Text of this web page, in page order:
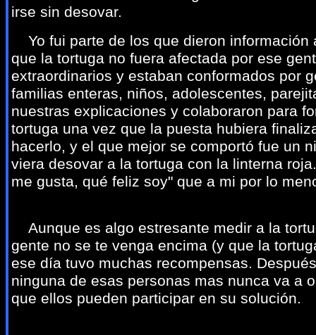
irse sin desovar.
Yo fui parte de los que dieron información
que la tortuga no fuera afectada por ese
extraordinarios y estaban conformados por
familias enteras, niños, adolescentes,
nuestras explicaciones y colaboraron para
tortuga una vez que la puesta hubiera
hacerlo, y el que mejor se comportó fue un
viera desovar a la tortuga con la linterna
me gusta, qué feliz soy" que a mi por lo
Aunque es algo estresante medir a la
gente no se te venga encima (y que la
ese día tuvo muchas recompensas.
ninguna de esas personas mas nunca va a
que ellos pueden participar en su solución.